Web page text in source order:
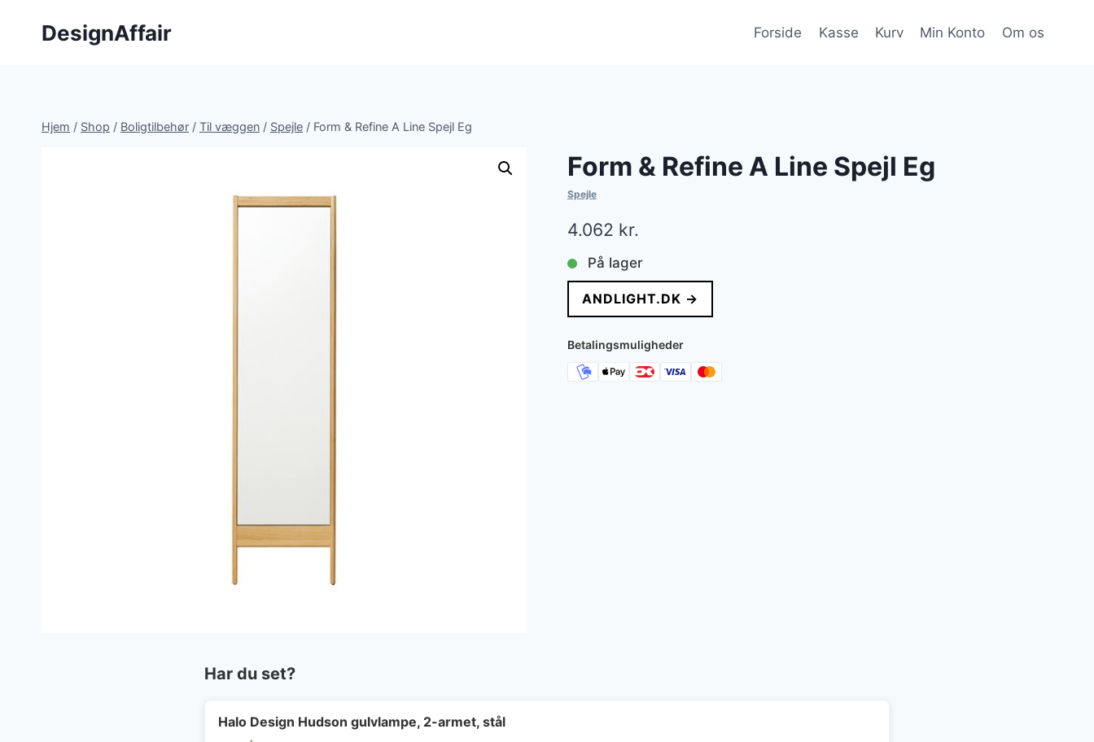
DesignAffair Forside Kasse Kurv Min Konto Om os
Hjem / Shop / Boligtilbehør / Til væggen / Spejle / Form & Refine A Line Spejl Eg
Form & Refine A Line Spejl Eg
Spejle
4.062 kr.
På lager
ANDLIGHT.DK →
Betalingsmuligheder
Har du set?
Halo Design Hudson gulvlampe, 2-armet, stål